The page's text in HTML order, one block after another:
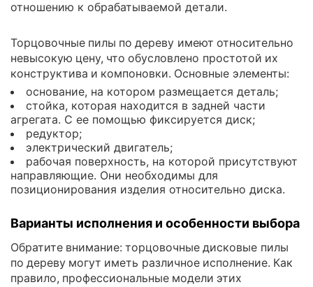
отношению к обрабатываемой детали.
Торцовочные пилы по дереву имеют относительно
невысокую цену, что обусловлено простотой их
конструктива и компоновки. Основные элементы:
основание, на котором размещается деталь;
стойка, которая находится в задней части
агрегата. С ее помощью фиксируется диск;
редуктор;
электрический двигатель;
рабочая поверхность, на которой присутствуют
направляющие. Они необходимы для
позиционирования изделия относительно диска.
Варианты исполнения и особенности выбора
Обратите внимание: торцовочные дисковые пилы
по дереву могут иметь различное исполнение. Как
правило, профессиональные модели этих